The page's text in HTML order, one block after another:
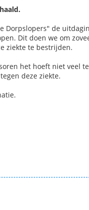
Dorpslopers" de
Dit doen we om
ziekte te bestrijden.
het hoeft niet veel
deze ziekte.